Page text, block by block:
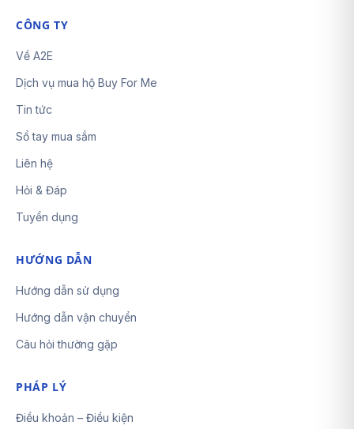
CÔNG TY
Về A2E
Dịch vụ mua hộ Buy For Me
Tin tức
Sổ tay mua sắm
Liên hệ
Hỏi & Đáp
Tuyển dụng
HƯỚNG DẪN
Hướng dẫn sử dụng
Hướng dẫn vận chuyển
Câu hỏi thường gặp
PHÁP LÝ
Điều khoản – Điều kiện